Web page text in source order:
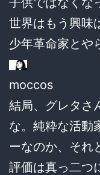
世界はもう興味
少年革命家とや
moccos
結局、グレタさ
な。純粋な活動
ーなのか、それ
評価は真っ二つ